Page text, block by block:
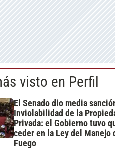
visto en Perfil
El Senado dio media
Inviolabilidad de la
Privada: el Gobierno tuvo
ceder en la Ley del Manejo
Fuego